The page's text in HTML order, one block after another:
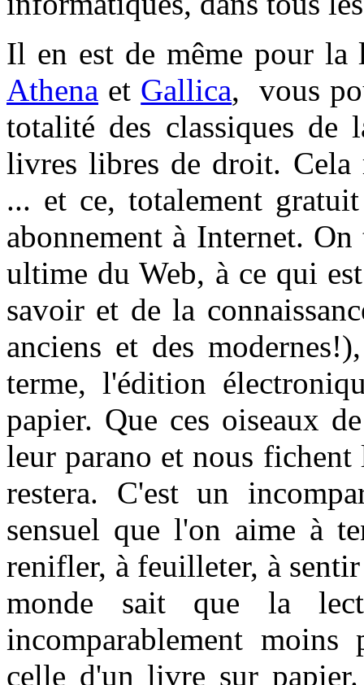
Il en est de même pour
Athena et Gallica, vous
totalité des classiques
livres libres de droit. Cela
... et ce, totalement
abonnement à Internet.
ultime du Web, à ce qui
savoir et de la
anciens et des
terme, l'édition
papier. Que ces oiseaux
leur parano et nous
restera. C'est un
sensuel que l'on aime à
renifler, à feuilleter, à
monde sait que la
incomparablement
celle d'un livre sur